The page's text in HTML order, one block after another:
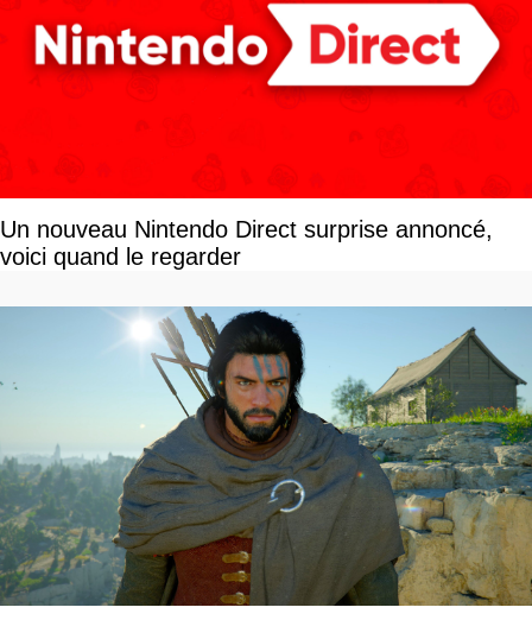
Un nouveau Nintendo Direct surprise annoncé,
voici quand le regarder